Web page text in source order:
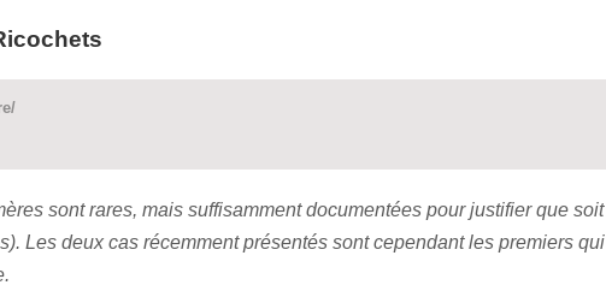
sont rares, mais suffisamment documentées pour justifier que
Les deux cas récemment présentés sont cependant les premiers